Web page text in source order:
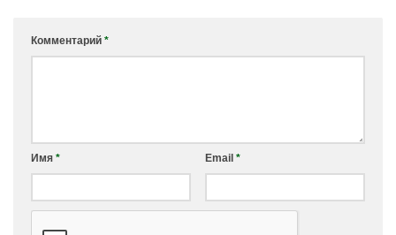
Комментарий *
Имя * Email *